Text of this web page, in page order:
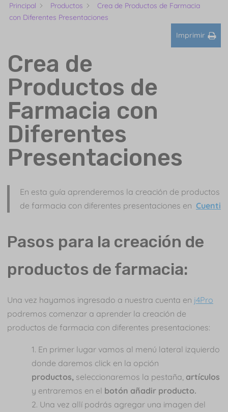
Principal Productos
Crea de Productos de Farmacia
con Diferentes Presentaciones
Imprimir
Crea de
Productos de
Farmacia con
Diferentes
Presentaciones
En esta guía aprenderemos la creación de productos
de farmacia con diferentes presentaciones en Cuenti
Pasos para la creación de
productos de farmacia:
Una vez hayamos ingresado a nuestra cuenta en j4Pro
podremos comenzar a aprender la creación de
productos de farmacia con diferentes presentaciones:
En primer lugar vamos al menú lateral izquierdo
donde daremos click en la opción
productos, seleccionaremos la pestaña, artículos
y entraremos en el botón añadir producto.
Una vez allí podrás agregar una imagen del